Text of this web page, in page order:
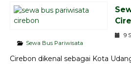
9
Sewa Bus Pariwisata
Cirebon dikenal sebagai Kota